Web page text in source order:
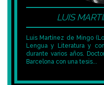
LUIS
Luis Martínez de Mingo
Lengua y Literatura y
durante varios años.
Barcelona con una tesis...